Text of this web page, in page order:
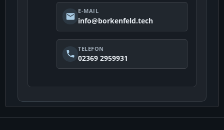
TELEFON
02369 2959931
E-MAIL
info@borkenfeld.tech